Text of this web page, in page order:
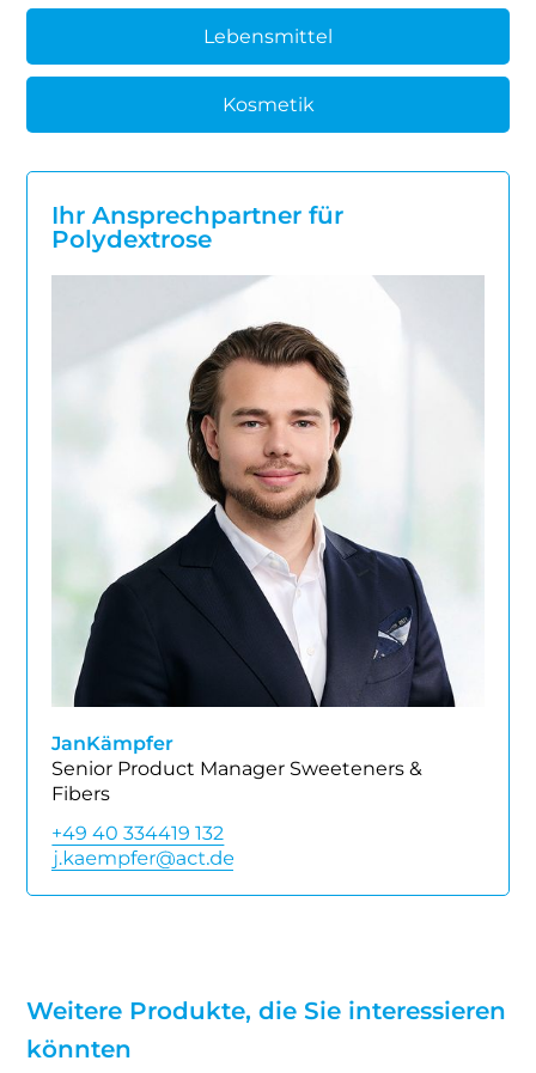
Lebensmittel
Kosmetik
Ihr Ansprechpartner für
Polydextrose
JanKämpfer
Senior Product Manager Sweeteners &
Fibers
+49 40 334419 132
Weitere Produkte, die Sie interessieren
könnten